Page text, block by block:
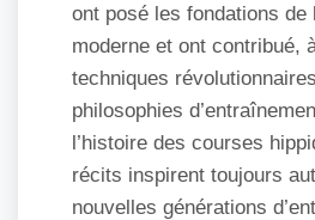
ont posé les fondations de
moderne et ont contribué,
techniques
philosophies
l’histoire des courses
récits inspirent toujours
nouvelles générations